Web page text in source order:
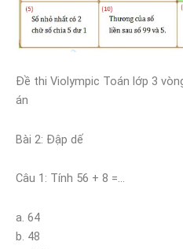
Đề thi Violympic Toán lớp 3
án
Bài 2: Đập dế
Câu 1: Tính 56 + 8 =…
a. 64
b. 48